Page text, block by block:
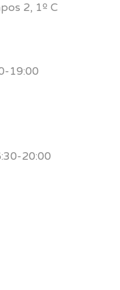
2, 1º C
19:00
20:00